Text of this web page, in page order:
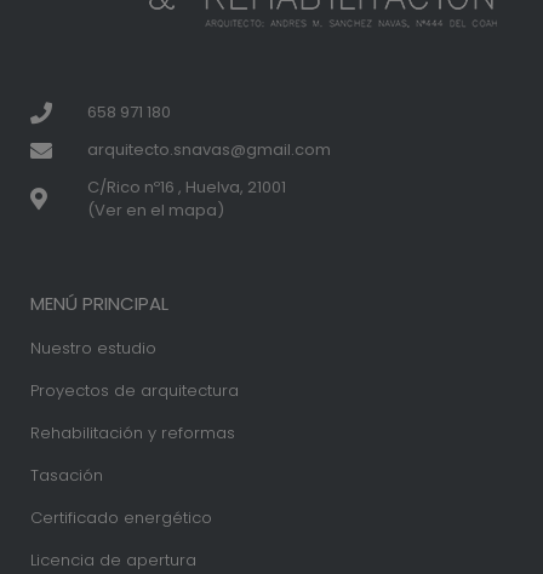
658 971 180
arquitecto.snavas@gmail.com
C/Rico nº16 , Huelva, 21001
(Ver en el mapa)
MENÚ PRINCIPAL
Nuestro estudio
Proyectos de arquitectura
Rehabilitación y reformas
Tasación
Certificado energético
Licencia de apertura